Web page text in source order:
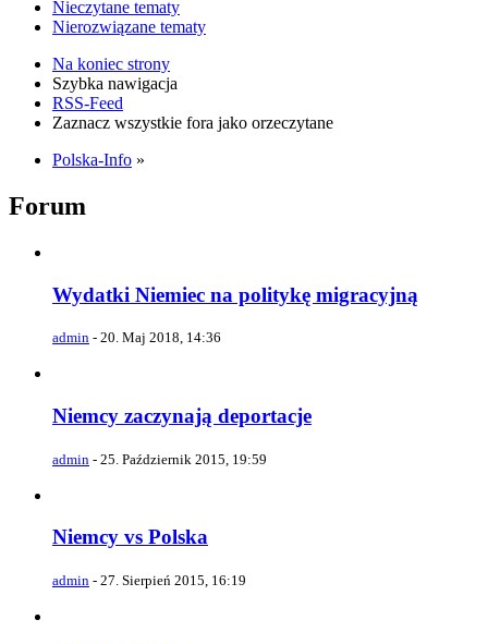
Nieczytane tematy
Nierozwiązane tematy
Na koniec strony
Szybka nawigacja
RSS-Feed
Zaznacz wszystkie fora jako orzeczytane
Polska-Info »
Forum
Wydatki Niemiec na politykę migracyjną
admin - 20. Maj 2018, 14:36
Niemcy zaczynają deportacje
admin - 25. Październik 2015, 19:59
Niemcy vs Polska
admin - 27. Sierpień 2015, 16:19